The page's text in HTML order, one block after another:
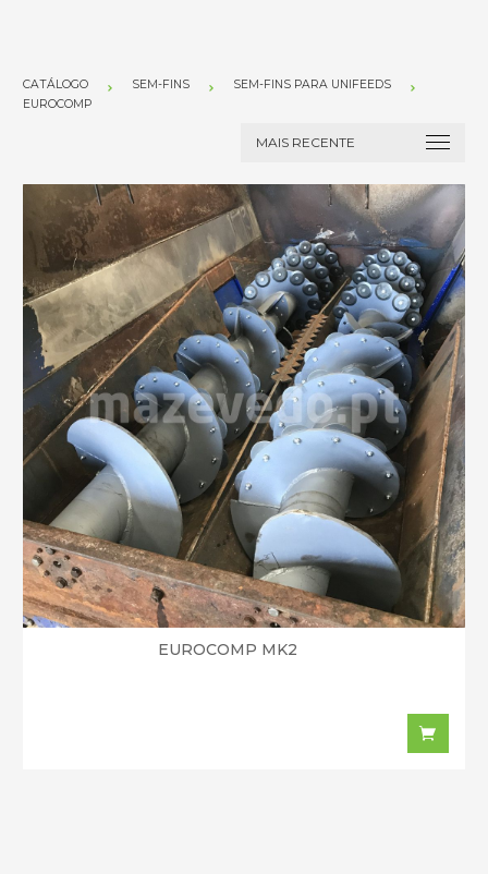
CATÁLOGO SEM-FINS
SEM-FINS PARA UNIFEEDS
EUROCOMP
EUROCOMP MK2